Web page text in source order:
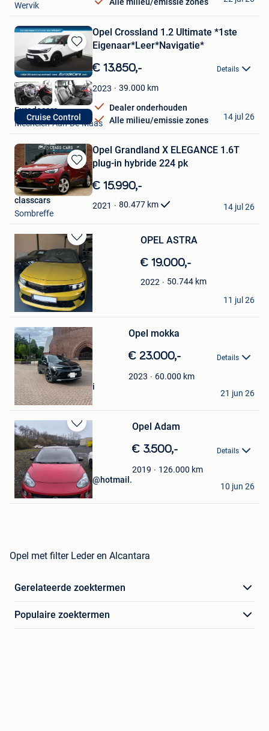
Alle milieu/emissie zones
Wervik
Bewaren
in
Mijn
Favorieten
Cruise Control
Opel Crossland 1.2 Ultimate *1ste
Eigenaar*Leer*Navigatie*
€ 13.850,- Details
2023 39.000 km
Dealer onderhouden
Alle milieu/emissie zones
Eurodecars
Mechelen-Aan-De-Maas
14 jul 26
Bewaren
in
Mijn
Favorieten
Opel Grandland X ELEGANCE 1.6T
plug-in hybride 224 pk
€ 15.990,-
2021 80.477 km
classcars
Sombreffe
14 jul 26
Bewaren
Mijn
Favorieten
OPEL ASTRA
€ 19.000,-
2022 50.744 km
mg Mansory
Vilvoorde
11 jul 26
in
Mijn
Favorieten
Opel mokka
€ 23.000,- Details
2023 60.000 km
Alexia-Irena Picarelli
Dilsen
21 jun 26
Bewaren
in
Mijn
Favorieten
Opel Adam
€ 3.500,- Details
2019 126.000 km
christophe-aleandro@hotmail.
Quaregnon
10 jun 26
Opel met filter Leder en Alcantara
Gerelateerde zoektermen
Populaire zoektermen